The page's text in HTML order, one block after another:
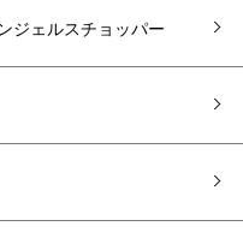
ジェルスチョッパー